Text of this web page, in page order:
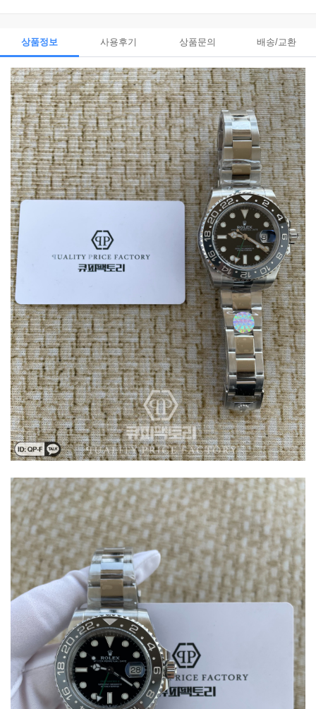
상품정보 사용후기 상품문의 배송/교환